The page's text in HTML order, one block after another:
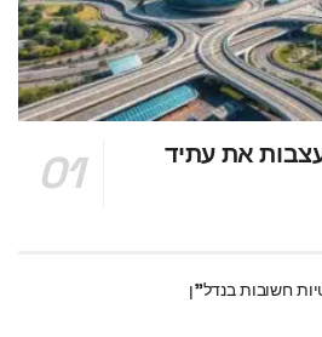
את עתיד
חשובות בנדל"ן